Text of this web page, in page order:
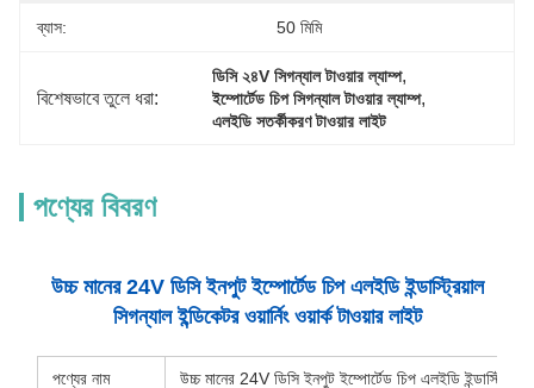
ব্যাস: 50 মিমি
বিশেষভাবে তুলে ধরা:
ডিসি ২৪V সিগন্যাল টাওয়ার ল্যাম্প,
ইম্পোর্টেড চিপ সিগন্যাল টাওয়ার ল্যাম্প,
এলইডি সতর্কীকরণ টাওয়ার লাইট
পণ্যের বিবরণ
উচ্চ মানের 24V ডিসি ইনপুট ইম্পোর্টেড চিপ এলইডি ইন্ডাস্ট্রিয়াল
সিগন্যাল ইন্ডিকেটর ওয়ার্নিং ওয়ার্ক টাওয়ার লাইট
পণ্যের নাম উচ্চ মানের 24V ডিসি ইনপুট ইম্পোর্টেড চিপ এলইডি ইন্ডাস্ট্রিয়াল